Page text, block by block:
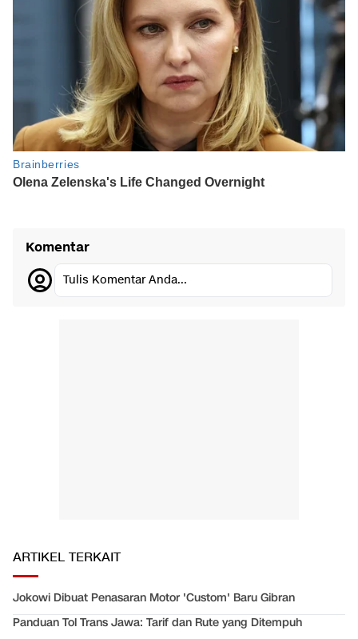
Komentar
Tulis Komentar Anda...
ARTIKEL TERKAIT
Jokowi Dibuat Penasaran Motor 'Custom' Baru Gibran
Panduan Tol Trans Jawa: Tarif dan Rute yang Ditempuh